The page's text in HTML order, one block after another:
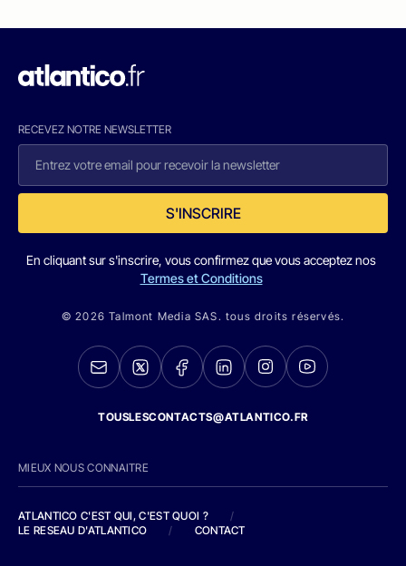
RECEVEZ NOTRE NEWSLETTER
S'INSCRIRE
En cliquant sur s'inscrire, vous confirmez que vous acceptez nos
Termes et Conditions
© 2026 Talmont Media SAS. tous droits réservés.
TOUSLESCONTACTS@ATLANTICO.FR
MIEUX NOUS CONNAITRE
ATLANTICO C'EST QUI, C'EST QUOI ?
/
LE RESEAU D'ATLANTICO
/ CONTACT